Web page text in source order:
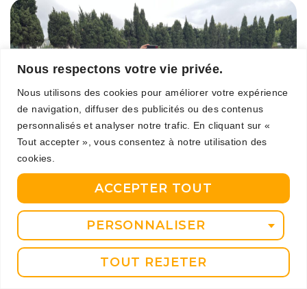
Nous respectons votre vie privée.
Nous utilisons des cookies pour améliorer votre expérience
de navigation, diffuser des publicités ou des contenus
personnalisés et analyser notre trafic. En cliquant sur «
Tout accepter », vous consentez à notre utilisation des
cookies.
PERSONNALISER
TOUT REJETER
ACCEPTER TOUT
Séance de dédicace sur les casquettes et t-shirts.
« Toutes ces valeurs nous forgent un mental, un état
d’esprit et ça c’est important dans le milieu sportif mais